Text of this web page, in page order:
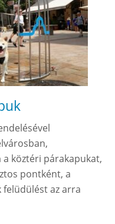
köztéri párakapukat,
pontként, a
az arra